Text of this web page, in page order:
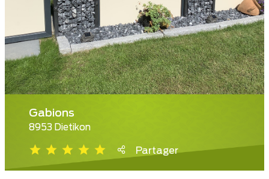
Gabions
8953 Dietikon
Partager